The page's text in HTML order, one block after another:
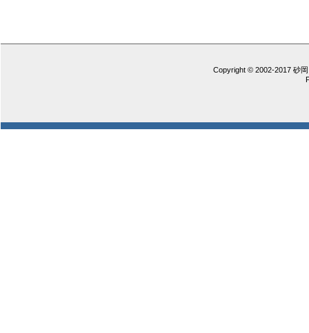
Copyright © 2002-2017 砂